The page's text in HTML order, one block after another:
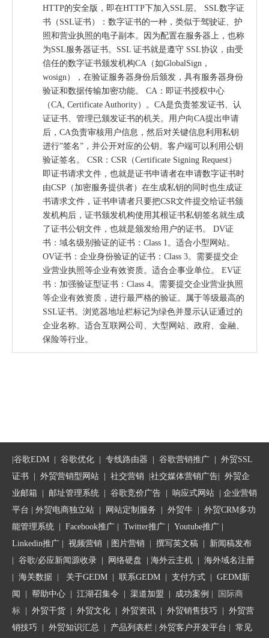
HTTP的安全版，即在HTTP下加入SSL层。 SSL数字证
书（SSL证书）：数字证书的一种，类似于驾驶证、护
照和营业执照的电子副本。因为配置在服务器上，也称
为SSL服务器证书。SSL 证书就是遵守 SSL协议，由受
信任的数字证书颁发机构CA（如GlobalSign，
wosign），在验证服务器身份后颁发，具有服务器身份
验证和数据传输加密功能。 CA：即证书授权中心
（CA, Certificate Authority）。CA是负责签发证书、认
证证书、管理已颁发证书的机关。用户向CA提出申请
后，CA负责审核用户信息，然后对关键信息利用私钥
进行”签名”，并公开对应的公钥。客户端可以利用公钥
验证签名。 CSR：CSR（Certificate Signing Request）
即证书请求文件，也就是证书申请者在申请数字证书时
由CSP（加密服务提供者）在生成私钥的同时也生成证
书请求文件，证书申请者只要把CSR文件提交给证书颁
发机构后，证书颁发机构使用其根证书私钥签名就生成
了证书公钥文件，也就是颁发给用户的证书。 DV证
书：域名级别验证的证书：Class 1。适合小型网站。
OV证书：企业身份验证的证书：Class 3。需要提交企
业营业执照等企业有效资质。适合企事业单位。 EV证
书：加强验证型证书：Class 4。需要提交企业营业执照
等企业有效资质，进行最严格的验证。属于等级最高的
SSL证书。浏览器地址栏标记为绿色并显示认证通过的
企业名称。适合互联网公司、大型网站、政府、金融、
保险等行业。
谷歌EDM 谷歌优化 专线路由器 谷歌营销推广
外贸SSL
证书
外贸营销型网站 社交营销 社交媒体营销广告
外贸企
业邮箱
邮址管理系统 谷歌竞价广告 响应式网站
企业营销
平台 | 外贸电商独立站 | 网站定制服务 外贸牛
外贸CRM多功
能管理系统
Facebook推广 Twitter推广 Youtube推广
Linkedin推广
视频营销 图片营销 撰写英文稿
新闻稿发布
谷歌/必应新闻源收录 网络硬盘 海外云主机
海外域名注册
海关数据 关于GEDM 联系GEDM 支付方式
GEDM新
闻
帮助中心 江湖召集令 | 渠道加盟 | 成功案例
| 国际商
标
外贸干货 外贸文化 外贸资讯 外贸销售技巧
外贸营
销技巧
外贸知识汇总 产品列表栏 外贸客户开发平台 常见